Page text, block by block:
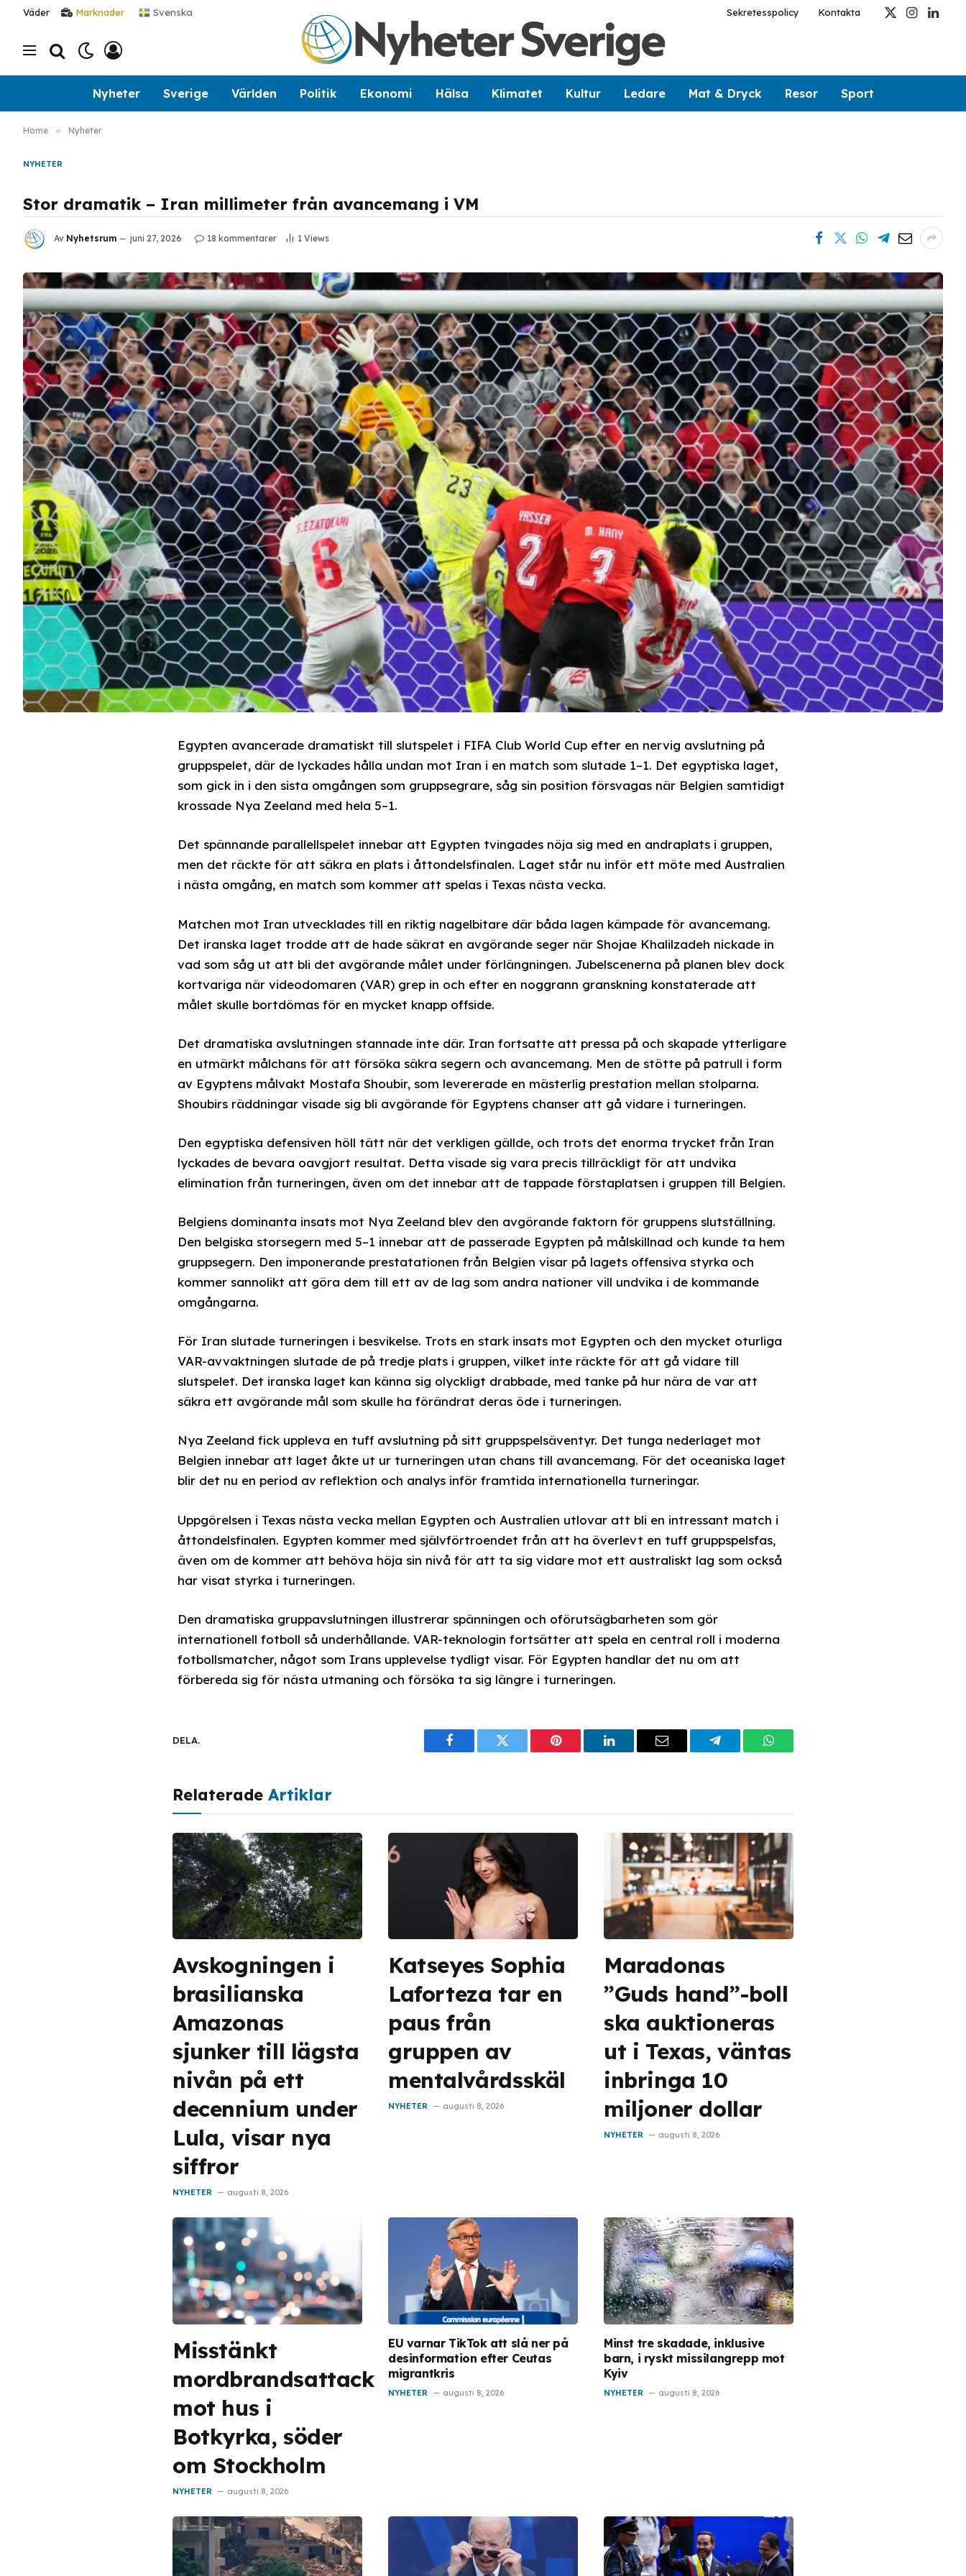
Väder Marknader Svenska Sekretesspolicy Kontakta
X
Instagram
Nyheter Sverige Världen Politik Ekonomi Hälsa Klimatet Kultur Ledare Mat & Dryck Resor Sport
Home » Nyheter
NYHETER
Stor dramatik – Iran millimeter från avancemang i VM
Av Nyhetsrum juni 27, 2026 18 kommentarer 1 Views
Egypten avancerade dramatiskt till slutspelet i FIFA Club World Cup efter en nervig avslutning på
gruppspelet, där de lyckades hålla undan mot Iran i en match som slutade 1–1. Det egyptiska laget,
som gick in i den sista omgången som gruppsegrare, såg sin position försvagas när Belgien samtidigt
krossade Nya Zeeland med hela 5–1.
Det spännande parallellspelet innebar att Egypten tvingades nöja sig med en andraplats i gruppen,
men det räckte för att säkra en plats i åttondelsfinalen. Laget står nu inför ett möte med Australien
i nästa omgång, en match som kommer att spelas i Texas nästa vecka.
Matchen mot Iran utvecklades till en riktig nagelbitare där båda lagen kämpade för avancemang.
Det iranska laget trodde att de hade säkrat en avgörande seger när Shojae Khalilzadeh nickade in
vad som såg ut att bli det avgörande målet under förlängningen. Jubelscenerna på planen blev dock
kortvariga när videodomaren (VAR) grep in och efter en noggrann granskning konstaterade att
målet skulle bortdömas för en mycket knapp offside.
Det dramatiska avslutningen stannade inte där. Iran fortsatte att pressa på och skapade ytterligare
en utmärkt målchans för att försöka säkra segern och avancemang. Men de stötte på patrull i form
av Egyptens målvakt Mostafa Shoubir, som levererade en mästerlig prestation mellan stolparna.
Shoubirs räddningar visade sig bli avgörande för Egyptens chanser att gå vidare i turneringen.
Den egyptiska defensiven höll tätt när det verkligen gällde, och trots det enorma trycket från Iran
lyckades de bevara oavgjort resultat. Detta visade sig vara precis tillräckligt för att undvika
elimination från turneringen, även om det innebar att de tappade förstaplatsen i gruppen till Belgien.
Belgiens dominanta insats mot Nya Zeeland blev den avgörande faktorn för gruppens slutställning.
Den belgiska storsegern med 5–1 innebar att de passerade Egypten på målskillnad och kunde ta hem
gruppsegern. Den imponerande prestatationen från Belgien visar på lagets offensiva styrka och
kommer sannolikt att göra dem till ett av de lag som andra nationer vill undvika i de kommande
omgångarna.
För Iran slutade turneringen i besvikelse. Trots en stark insats mot Egypten och den mycket oturliga
VAR-avvaktningen slutade de på tredje plats i gruppen, vilket inte räckte för att gå vidare till
slutspelet. Det iranska laget kan känna sig olyckligt drabbade, med tanke på hur nära de var att
säkra ett avgörande mål som skulle ha förändrat deras öde i turneringen.
Nya Zeeland fick uppleva en tuff avslutning på sitt gruppspelsäventyr. Det tunga nederlaget mot
Belgien innebar att laget åkte ut ur turneringen utan chans till avancemang. För det oceaniska laget
blir det nu en period av reflektion och analys inför framtida internationella turneringar.
Uppgörelsen i Texas nästa vecka mellan Egypten och Australien utlovar att bli en intressant match i
åttondelsfinalen. Egypten kommer med självförtroendet från att ha överlevt en tuff gruppspelsfas,
även om de kommer att behöva höja sin nivå för att ta sig vidare mot ett australiskt lag som också
har visat styrka i turneringen.
Den dramatiska gruppavslutningen illustrerar spänningen och oförutsägbarheten som gör
internationell fotboll så underhållande. VAR-teknologin fortsätter att spela en central roll i moderna
fotbollsmatcher, något som Irans upplevelse tydligt visar. För Egypten handlar det nu om att
förbereda sig för nästa utmaning och försöka ta sig längre i turneringen.
DELA.
FacebookTwitter PinterestLinkedInEmail TelegramWhatsApp
Relaterade Artiklar
Avskogningen i
brasilianska
Amazonas
sjunker till lägsta
nivån på ett
decennium under
Lula, visar nya
siffror
NYHETER augusti 8, 2026
Katseyes Sophia
Laforteza tar en
paus från
gruppen av
mentalvårdsskäl
NYHETER augusti 8, 2026
Maradonas
”Guds hand”-boll
ska auktioneras
ut i Texas, väntas
inbringa 10
miljoner dollar
NYHETER augusti 8, 2026
Misstänkt
mordbrandsattack
mot hus i
Botkyrka, söder
om Stockholm
NYHETER augusti 8, 2026
EU varnar TikTok att slå ner på
desinformation efter Ceutas
migrantkris
NYHETER augusti 8, 2026
Minst tre skadade, inklusive
barn, i ryskt missilangrepp mot
Kyiv
NYHETER augusti 8, 2026